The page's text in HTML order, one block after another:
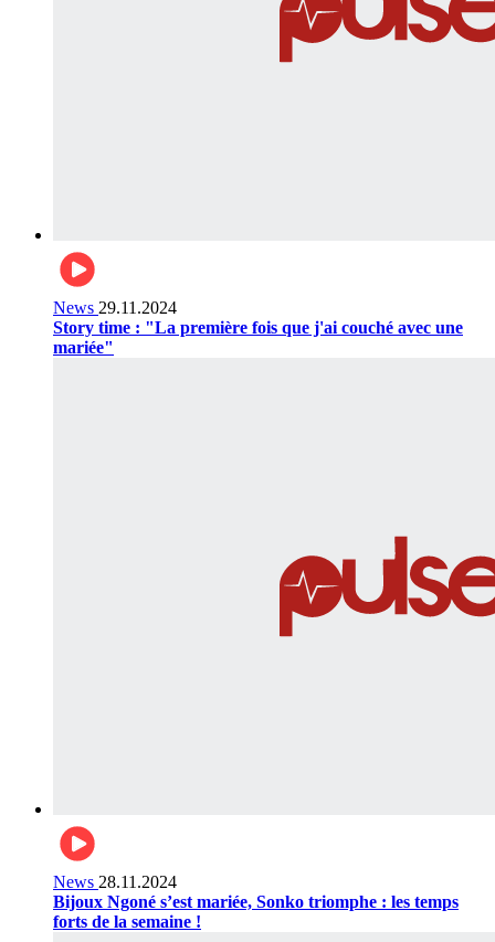
News 29.11.2024
Story time : "La première fois que j'ai couché avec une
mariée"
News 28.11.2024
Bijoux Ngoné s’est mariée, Sonko triomphe : les temps
forts de la semaine !